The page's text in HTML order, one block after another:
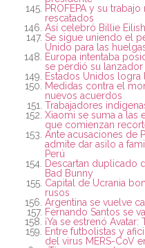
PROFEPA y su
rescatados
Así celebró Billie
Se sigue uniendo el
Unido para las
Europa intentaba
se perdió su
Estados Unidos logra
Medidas contra el
nuevos acuerdos
Trabajadores
Xiaomi se suma a las
que comienzan
Ante acusaciones de
admite dar asilo a
Perú
Descartan duplicado
Bad Bunny
Capital de Ucrania
rusos
Argentina se vuelve
Fernando Santos se
¡Ya se estrenó
Entre futbolistas y
del virus MERS-CoV